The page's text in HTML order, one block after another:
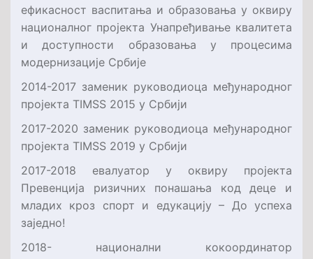
ефикасност васпитања и образовања у оквиру
националног пројекта Унапређивање квалитета
и доступности образовања у процесима
модернизације Србије
2014-2017 заменик руководиоца међународног
пројекта TIMSS 2015 у Србији
2017-2020 заменик руководиоца међународног
пројекта TIMSS 2019 у Србији
2017-2018 евалуатор у оквиру пројекта
Превенција ризичних понашања код деце и
младих кроз спорт и едукацију – До успеха
заједно!
2018- национални кокоординатор